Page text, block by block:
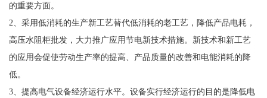
的重要方面。
2、采用低消耗的生产新工艺替代低消耗的老工艺，降低产品电耗，
高压水阻柜批发，大力推广应用节电新技术措施。新技术和新工艺
的应用会促使劳动生产率的提高、产品质量的改善和电能消耗的降
低。
3、提高电气设备经济运行水平。设备实行经济运行的目的是降低电